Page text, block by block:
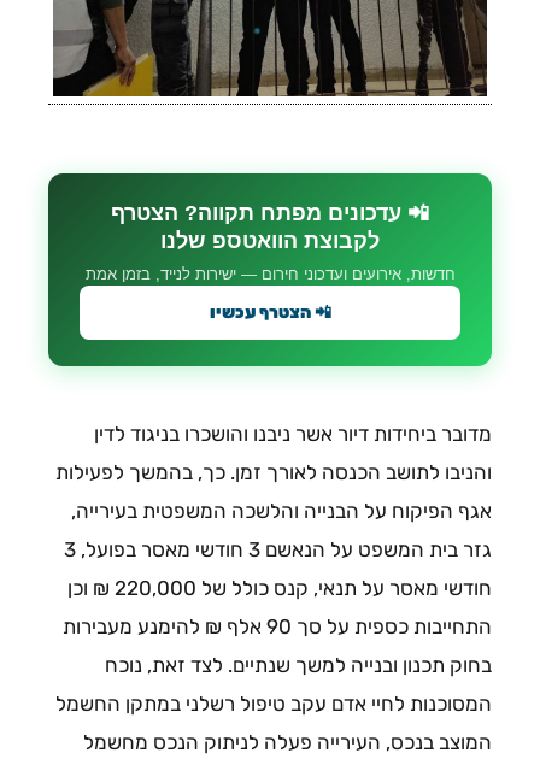
📲 עדכונים מפתח תקווה? הצטרף
לקבוצת הוואטספ שלנו
חדשות, אירועים ועדכוני חירום — ישירות לנייד, בזמן אמת
📲 הצטרף עכשיו
מדובר ביחידות דיור אשר ניבנו והושכרו בניגוד לדין
והניבו לתושב הכנסה לאורך זמן. כך, בהמשך לפעילות
אגף הפיקוח על הבנייה והלשכה המשפטית בעירייה,
גזר בית המשפט על הנאשם 3 חודשי מאסר בפועל, 3
חודשי מאסר על תנאי, קנס כולל של 220,000 ₪ וכן
התחייבות כספית על סך 90 אלף ₪ להימנע מעבירות
בחוק תכנון ובנייה למשך שנתיים. לצד זאת, נוכח
המסוכנות לחיי אדם עקב טיפול רשלני במתקן החשמל
המוצב בנכס, העירייה פעלה לניתוק הנכס מחשמל